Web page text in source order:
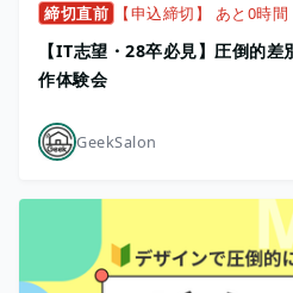
締切直前 【申込締切】 あと0時間
【IT志望・28卒必見】圧倒的
作体験会
GeekSalon